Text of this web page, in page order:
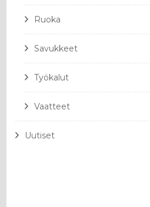
Ruoka
Savukkeet
Työkalut
Vaatteet
Uutiset